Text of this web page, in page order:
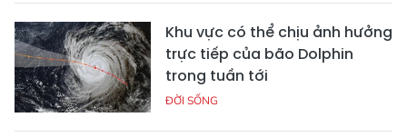
Khu vực có thể chịu ảnh hưởng
trực tiếp của bão Dolphin
trong tuần tới
ĐỜI SỐNG